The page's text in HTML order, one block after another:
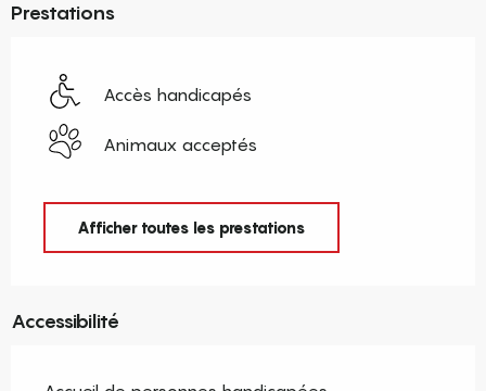
Prestations
Accès handicapés
Animaux acceptés
Afficher toutes les prestations
Accessibilité